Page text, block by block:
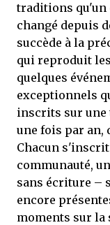
traditions qu'un
changé depuis
succède à la
qui reproduit
quelques
exceptionnels
inscrits sur une
une fois par an,
Chacun
communauté,
sans écriture –
encore
moments sur